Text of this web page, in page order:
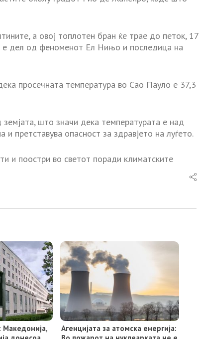
а овој топлотен бран ќе трае до петок, 17
е дел од феноменот Ел Нињо и последица на
просечната температура во Сао Пауло е 37,3
што значи дека температурата е над
претставува опасност за здравјето на луѓето.
и поостри во светот поради климатските
Македонија,
Агенцијата за атомска енергија: